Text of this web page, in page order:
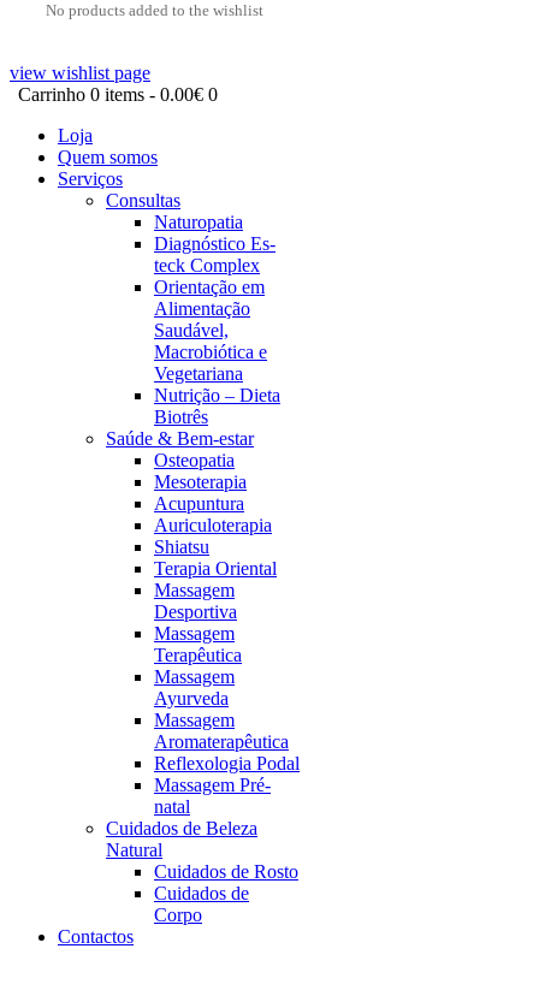
No products added to the wishlist
view wishlist page
Carrinho 0 items - 0.00€ 0
Loja
Quem somos
Serviços
Consultas
Naturopatia
Diagnóstico Es-
teck Complex
Orientação em
Alimentação
Saudável,
Macrobiótica e
Vegetariana
Nutrição – Dieta
Biotrês
Saúde & Bem-estar
Osteopatia
Mesoterapia
Acupuntura
Auriculoterapia
Shiatsu
Terapia Oriental
Massagem
Desportiva
Massagem
Terapêutica
Massagem
Ayurveda
Massagem
Aromaterapêutica
Reflexologia Podal
Massagem Pré-
natal
Cuidados de Beleza
Natural
Cuidados de Rosto
Cuidados de
Corpo
Contactos